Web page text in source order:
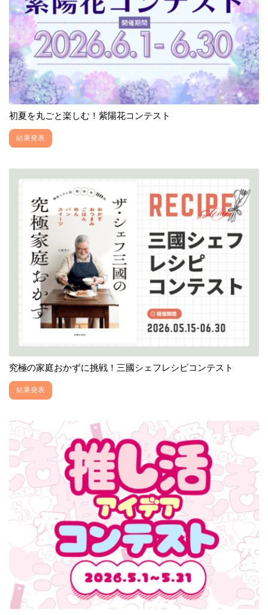
初夏を丸ごと楽しむ！紫陽花コンテスト
結果発表
究極の家庭おかずに挑戦！三國シェフレシピコンテスト
結果発表